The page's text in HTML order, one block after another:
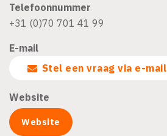
Telefoonnummer
+31 (0)70 701 41 99
E-mail
Stel een vraag via e-mail
Website
Website